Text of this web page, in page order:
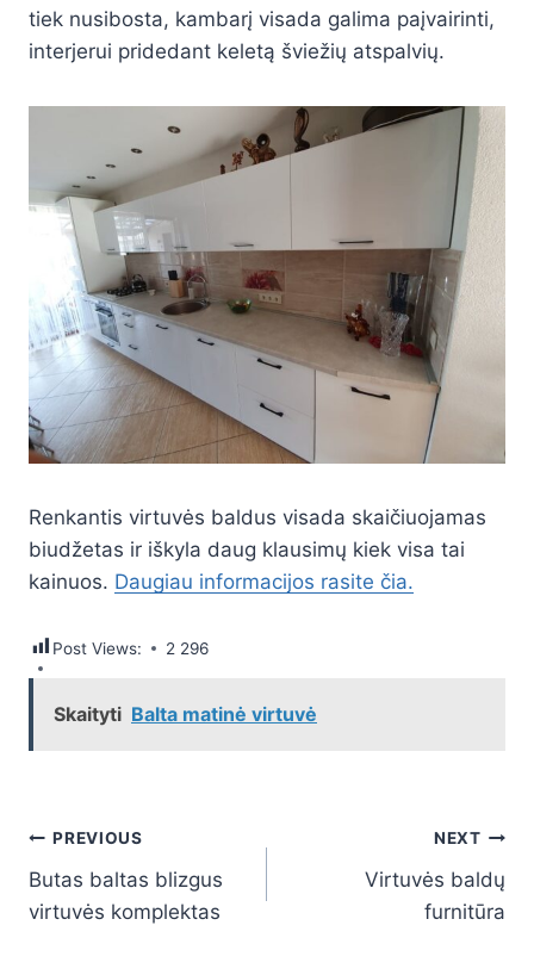
tiek nusibosta, kambarį visada galima paįvairinti,
interjerui pridedant keletą šviežių atspalvių.
Renkantis virtuvės baldus visada skaičiuojamas
biudžetas ir iškyla daug klausimų kiek visa tai
kainuos. Daugiau informacijos rasite čia.
Post Views: 2 296
Skaityti Balta matinė virtuvė
Navigacija
tarp
PREVIOUS
Butas baltas blizgus
virtuvės komplektas
NEXT
Virtuvės baldų
furnitūra